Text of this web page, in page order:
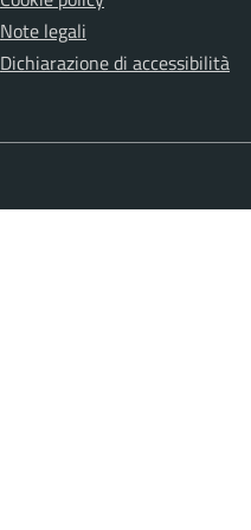
Note legali
Dichiarazione di accessibilità